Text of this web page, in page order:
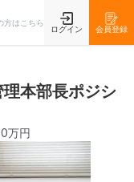
方はこちら
ログイン 会員登録
本部長ポジシ
万円